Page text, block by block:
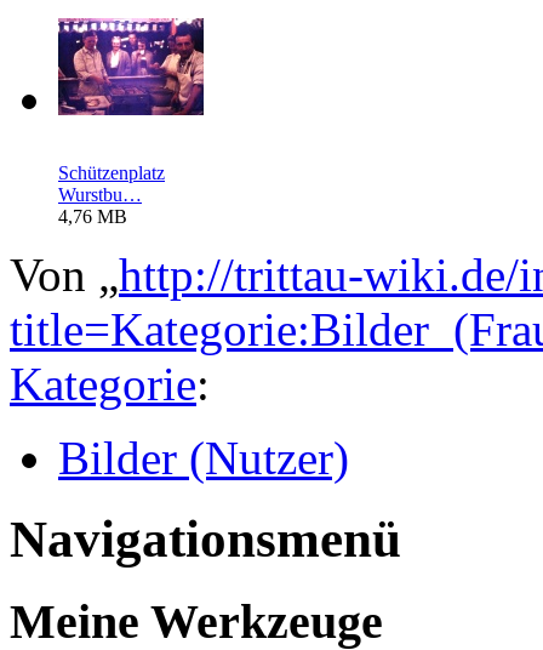
Schützenplatz
Wurstbu…
4,76 MB
Von „http://trittau-wiki.de/
Kategorie:
Bilder (Nutzer)
Navigationsmenü
Meine Werkzeuge